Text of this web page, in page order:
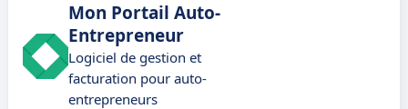
Mon Portail Auto-
Entrepreneur
Logiciel de gestion et
facturation pour auto-
entrepreneurs